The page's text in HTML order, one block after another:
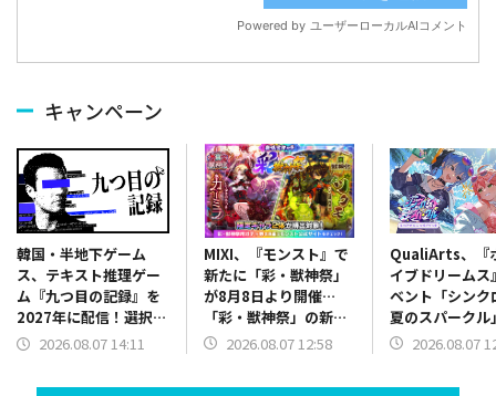
キャンペーン
韓国・半地下ゲーム
ス、テキスト推理ゲー
ム『九つ目の記録』を
2027年に配信！選択肢
は無し、プレイヤー自
2026.08.07 14:11
MIXI、『モンスト』で
新たに「彩・獣神祭」
が8月8日より開催…
「彩・獣神祭」の新限
定キャラ2体が登場
2026.08.07 12:58
QualiArts、『
イブドリームス
ベント「シンク
夏のスパークル
催！miComet
2026.08.07